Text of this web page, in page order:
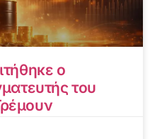
ο
του